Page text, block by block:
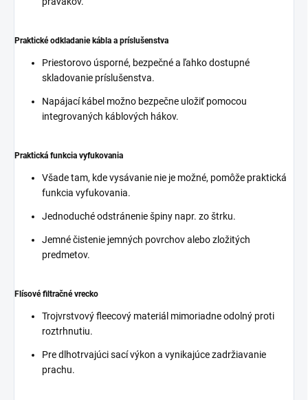
Praktické odkladanie kábla a príslušenstva
Priestorovo úsporné, bezpečné a ľahko dostupné
skladovanie príslušenstva.
Napájací kábel možno bezpečne uložiť pomocou
integrovaných káblových hákov.
Praktická funkcia vyfukovania
Všade tam, kde vysávanie nie je možné, pomôže praktická
funkcia vyfukovania.
Jednoduché odstránenie špiny napr. zo štrku.
Jemné čistenie jemných povrchov alebo zložitých
predmetov.
Flísové filtračné vrecko
Trojvrstvový fleecový materiál mimoriadne odolný proti
roztrhnutiu.
Pre dlhotrvajúci sací výkon a vynikajúce zadržiavanie
prachu.